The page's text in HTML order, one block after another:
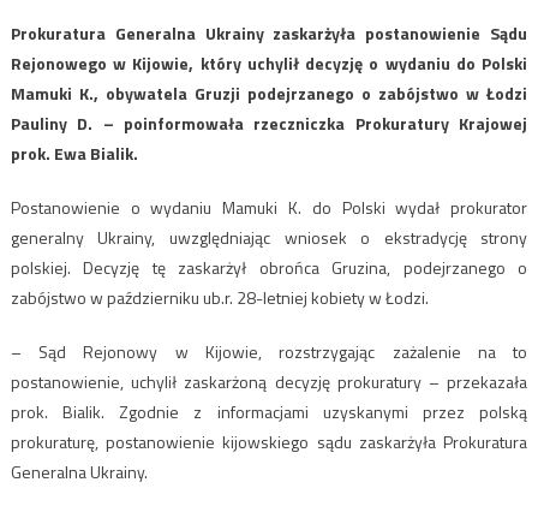
Prokuratura Generalna Ukrainy zaskarżyła postanowienie Sądu
Rejonowego w Kijowie, który uchylił decyzję o wydaniu do Polski
Mamuki K., obywatela Gruzji podejrzanego o zabójstwo w Łodzi
Pauliny D. – poinformowała rzeczniczka Prokuratury Krajowej
prok. Ewa Bialik.
Postanowienie o wydaniu Mamuki K. do Polski wydał prokurator
generalny Ukrainy, uwzględniając wniosek o ekstradycję strony
polskiej. Decyzję tę zaskarżył obrońca Gruzina, podejrzanego o
zabójstwo w październiku ub.r. 28-letniej kobiety w Łodzi.
– Sąd Rejonowy w Kijowie, rozstrzygając zażalenie na to
postanowienie, uchylił zaskarżoną decyzję prokuratury – przekazała
prok. Bialik. Zgodnie z informacjami uzyskanymi przez polską
prokuraturę, postanowienie kijowskiego sądu zaskarżyła Prokuratura
Generalna Ukrainy.